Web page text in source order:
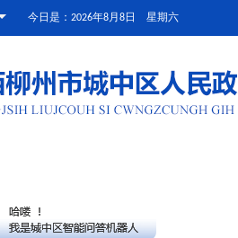
今日是： 2026年8月8日 星期六